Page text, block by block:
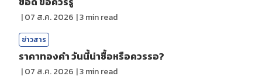
|07 ส.ค. 2026 |3min read
ข่าวสาร
ราคาทองคํา วันนี้น่าซื้อหรือควรรอ?
|07 ส.ค. 2026 |3min read